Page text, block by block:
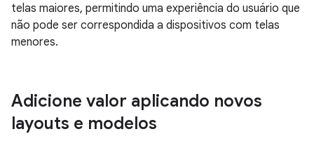
telas maiores, permitindo uma experiência do usuário que
não pode ser correspondida a dispositivos com telas
menores.
Adicione valor aplicando novos
layouts e modelos